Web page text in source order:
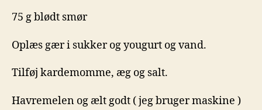
75 g blødt smør
Oplæs gær i sukker og yougurt og vand.
Tilføj kardemomme, æg og salt.
Havremelen og ælt godt ( jeg bruger maskine )